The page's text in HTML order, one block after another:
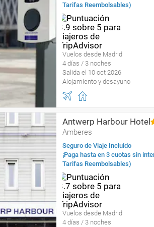
Tarifas Reembolsables)
Vuelos desde Madrid
4 días / 3 noches
Salida el 10 oct 2026
Alojamiento y desayuno
Antwerp Harbour Hotel
Amberes
Seguro de Viaje Incluido
¡Paga hasta en 3 cuotas sin
Tarifas Reembolsables)
Vuelos desde Madrid
4 días / 3 noches